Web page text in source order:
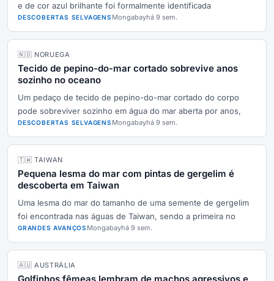
e de cor azul brilhante foi formalmente identificada
DESCOBERTAS SELVAGENS Mongabayhá 9 sem.
🇳🇴 NORUEGA
Tecido de pepino-do-mar cortado sobrevive anos
sozinho no oceano
Um pedaço de tecido de pepino-do-mar cortado do corpo
pode sobreviver sozinho em água do mar aberta por anos,
DESCOBERTAS SELVAGENS Mongabayhá 9 sem.
🇹🇼 TAIWAN
Pequena lesma do mar com pintas de gergelim é
descoberta em Taiwan
Uma lesma do mar do tamanho de uma semente de gergelim
foi encontrada nas águas de Taiwan, sendo a primeira no
GRANDES AVANÇOS Mongabayhá 9 sem.
🇦🇺 AUSTRÁLIA